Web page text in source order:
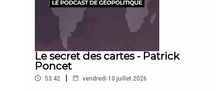
Le secret des cartes - Patrick
Poncet
53:42 | vendredi 10 juillet 2026